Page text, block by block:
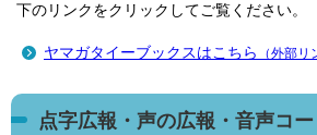
下のリンクをクリックしてご覧ください。
ヤマガタイーブックスはこちら （外部リ
点字広報・声の広報・音声コ